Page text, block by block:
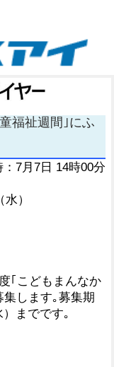
福祉週間｣にふ
7月7日 14時00分
）
｢こどもまんなか
集します｡募集期
までです｡